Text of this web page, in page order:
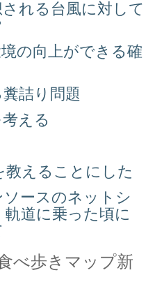
れる台風に対して
の向上ができる確
詰り問題
える
えることにした
ースのネットシ
道に乗った頃に
べ歩きマップ新